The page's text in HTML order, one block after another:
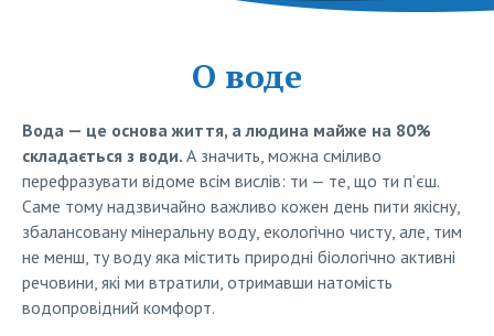
О воде
Вода — це основа життя, а людина майже на 80%
складається з води. А значить, можна сміливо
перефразувати відоме всім вислів: ти — те, що ти п’єш.
Саме тому надзвичайно важливо кожен день пити якісну,
збалансовану мінеральну воду, екологічно чисту, але, тим
не менш, ту воду яка містить природні біологічно активні
речовини, які ми втратили, отримавши натомість
водопровідний комфорт.